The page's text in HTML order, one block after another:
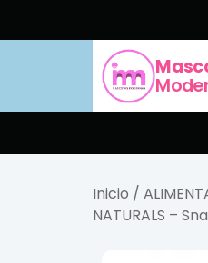
Inicio /
NATURALS –